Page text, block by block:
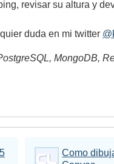
revisar su altura y
duda en mi twitter
MongoDB,
Como